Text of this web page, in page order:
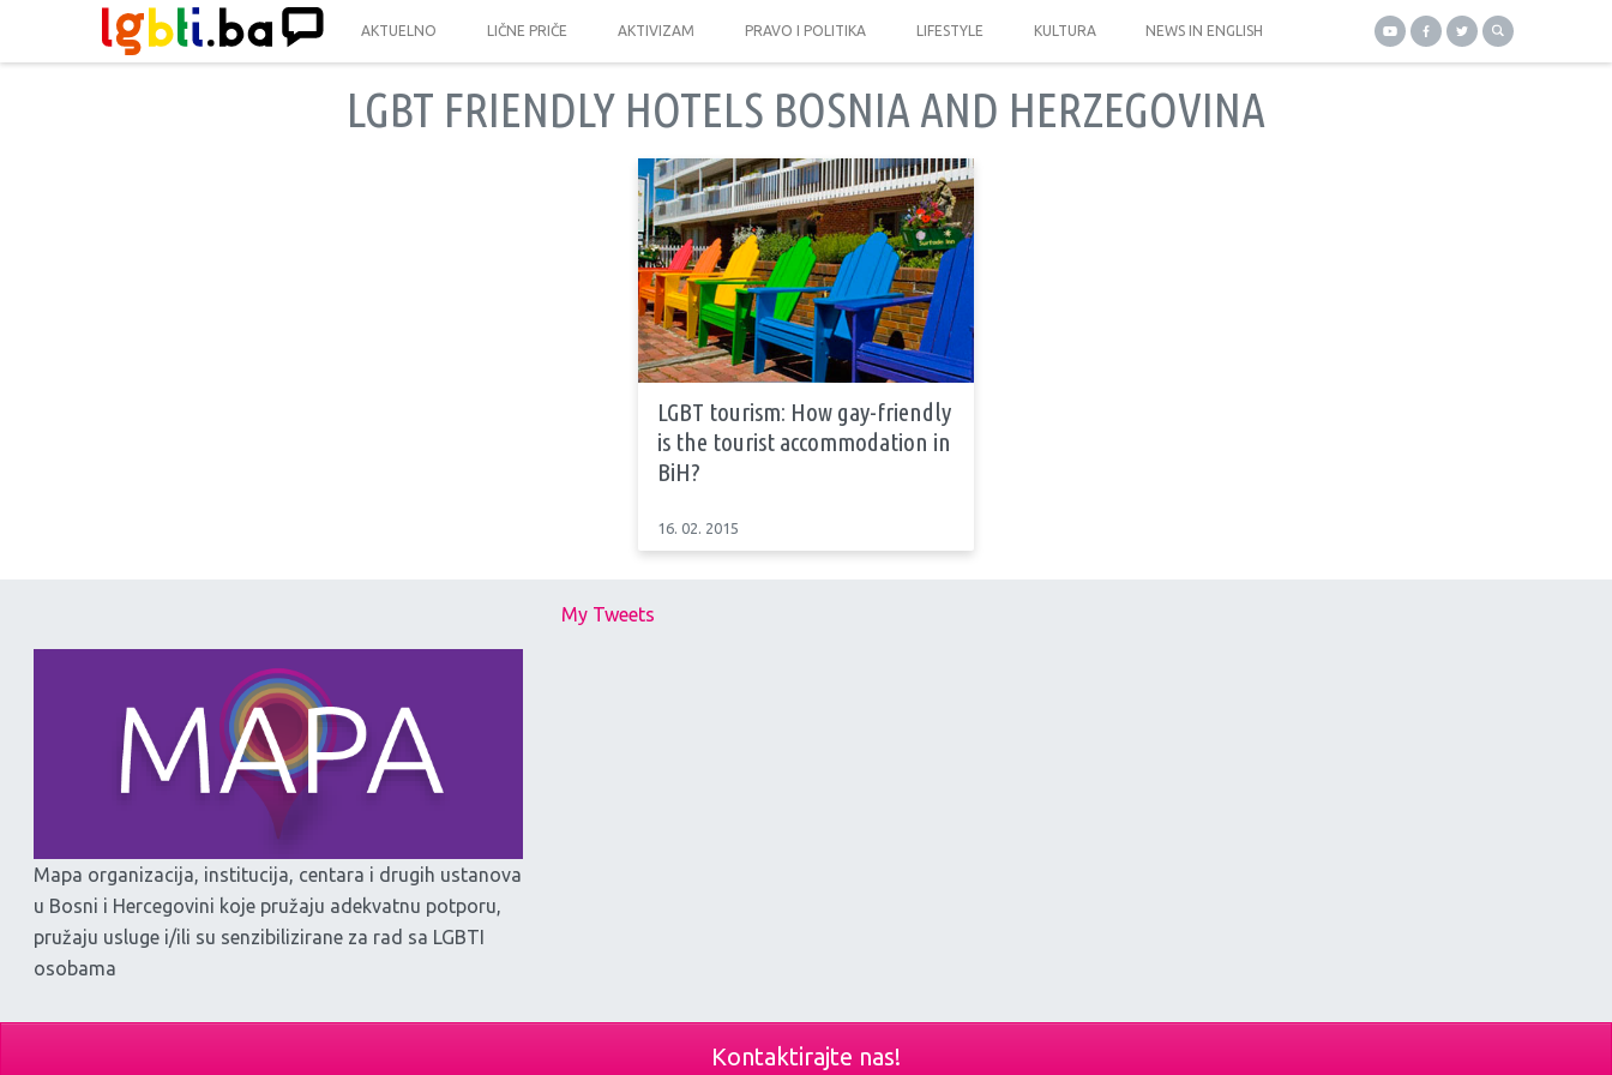
AKTUELNO LIČNE PRIČE AKTIVIZAM PRAVO I POLITIKA LIFESTYLE KULTURA NEWS IN ENGLISH
LGBT FRIENDLY HOTELS BOSNIA AND HERZEGOVINA
LGBT tourism: How gay-friendly
is the tourist accommodation in
BiH?
16. 02. 2015
Mapa organizacija, institucija, centara i drugih ustanova
u Bosni i Hercegovini koje pružaju adekvatnu potporu,
pružaju usluge i/ili su senzibilizirane za rad sa LGBTI
osobama
My Tweets
Kontaktirajte nas!